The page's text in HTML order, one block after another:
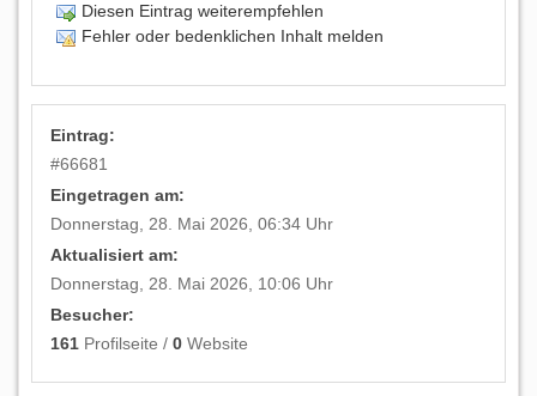
Diesen Eintrag weiterempfehlen
Fehler oder bedenklichen Inhalt melden
Eintrag:
#66681
Eingetragen am:
Donnerstag, 28. Mai 2026, 06:34 Uhr
Aktualisiert am:
Donnerstag, 28. Mai 2026, 10:06 Uhr
Besucher:
161 Profilseite /0 Website